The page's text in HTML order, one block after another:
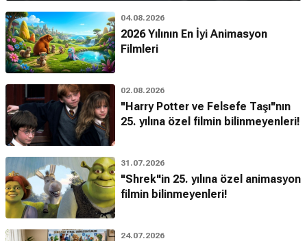
04.08.2026
2026 Yılının En İyi Animasyon
Filmleri
02.08.2026
"Harry Potter ve Felsefe Taşı"nın
25. yılına özel filmin bilinmeyenleri!
31.07.2026
"Shrek"in 25. yılına özel animasyon
filmin bilinmeyenleri!
24.07.2026